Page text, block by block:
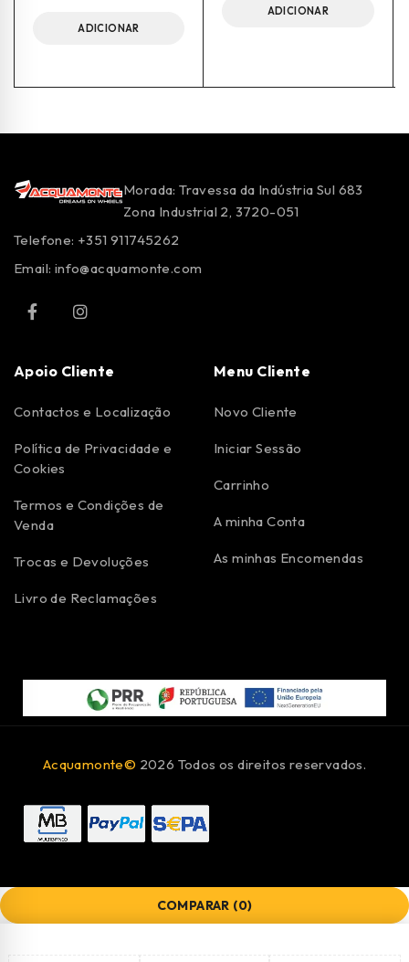
ADICIONAR
ADICIONAR
Morada: Travessa da Indústria Sul 683
Zona Industrial 2, 3720-051
Telefone: +351 911745262
Email: info@acquamonte.com
Apoio Cliente
Contactos e Localização
Política de Privacidade e
Cookies
Termos e Condições de
Venda
Trocas e Devoluções
Livro de Reclamações
Menu Cliente
Novo Cliente
Iniciar Sessão
Carrinho
A minha Conta
As minhas Encomendas
Acquamonte© 2026 Todos os direitos reservados.
COMPARAR (0)